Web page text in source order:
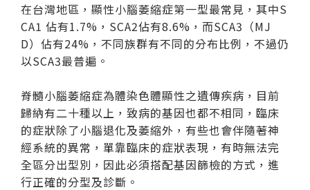
在台灣地區，顯性小腦萎縮症第一型最常見，其中S
CA1 佔有1.7%，SCA2佔有8.6%，而SCA3（MJ
D）佔有24%，不同族群有不同的分布比例，不過仍
以SCA3最普遍。
脊髓小腦萎縮症為體染色體顯性之遺傳疾病，目前
歸納有二十種以上，致病的基因也都不相同，臨床
的症狀除了小腦退化及萎縮外，有些也會伴隨著神
經系統的異常，單靠臨床的症狀表現，有時無法完
全區分出型別，因此必須搭配基因篩檢的方式，進
行正確的分型及診斷。